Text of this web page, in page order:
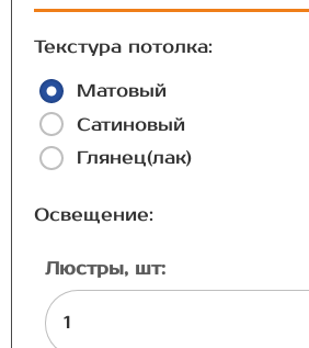
Текстура потолка:
Матовый
Сатиновый
Глянец(лак)
Освещение:
Люстры, шт: